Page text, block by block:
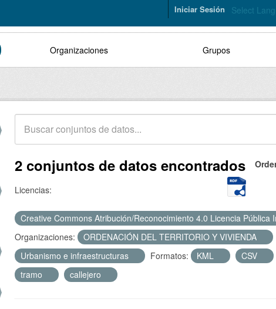
Select
Iniciar Sesión
Organizaciones Grupos
2 conjuntos de datos encontrados
Licencias:
Creative Commons Atribución/Reconocimiento 4.0 Licencia
Organizaciones:
ORDENACIÓN DEL TERRITORIO Y VIVIENDA
Urbanismo e infraestructuras
Formatos: KML
CSV
tramo
callejero